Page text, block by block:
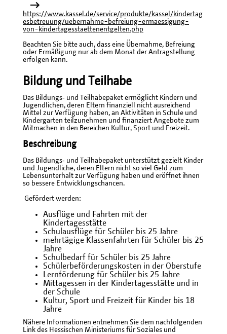
https://www.kassel.de/service/produkte/kassel/kindertag
esbetreuung/uebernahme-befreiung-ermaessigung-
von-kindertagesstaettenentgelten.php
Beachten Sie bitte auch, dass eine Übernahme, Befreiung
oder Ermäßigung nur ab dem Monat der Antragstellung
erfolgen kann.
Bildung und Teilhabe
Das Bildungs‐ und Teilhabepaket ermöglicht Kindern und
Jugendlichen, deren Eltern finanziell nicht ausreichend
Mittel zur Verfügung haben, an Aktivitäten in Schule und
Kindergarten teilzunehmen und finanziert Angebote zum
Mitmachen in den Bereichen Kultur, Sport und Freizeit.
Beschreibung
Das Bildungs‐ und Teilhabepaket unterstützt gezielt Kinder
und Jugendliche, deren Eltern nicht so viel Geld zum
Lebensunterhalt zur Verfügung haben und eröffnet ihnen
so bessere Entwicklungschancen.
Gefördert werden:
Ausflüge und Fahrten mit der
Kindertagesstätte
Schulausflüge für Schüler bis 25 Jahre
mehrtägige Klassenfahrten für Schüler bis 25
Jahre
Schulbedarf für Schüler bis 25 Jahre
Schülerbeförderungskosten in der Oberstufe
Lernförderung für Schüler bis 25 Jahre
Mittagessen in der Kindertagesstätte und in
der Schule
Kultur, Sport und Freizeit für Kinder bis 18
Jahre
Nähere Informationen entnehmen Sie dem nachfolgenden
Link des Hessischen Ministeriums für Soziales und